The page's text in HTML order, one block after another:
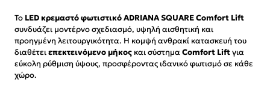
Το LED κρεμαστό φωτιστικό ADRIANA SQUARE Comfort Lift
συνδυάζει μοντέρνο σχεδιασμό, υψηλή αισθητική και
προηγμένη λειτουργικότητα. Η κομψή ανθρακί κατασκευή του
διαθέτειεπεκτεινόμενο μήκος και σύστημαComfort Liftγια
εύκολη ρύθμιση ύψους, προσφέροντας ιδανικό φωτισμό σε κάθε
χώρο.